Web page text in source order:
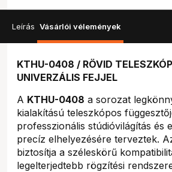
Leírás Vásárlói vélemények
KTHU-0408 / RÖVID
UNIVERZÁLIS FEJJEL
A KTHU-0408 a sorozat
kialakítású teleszkópos
professzionális stúdióvilágítás és
precíz elhelyezésére terveztek.
biztosítja a széleskörű
legelterjedtebb rögzítési